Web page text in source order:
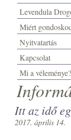
Levendula
Miért
Nyitvatartás
Kapcsolat
Mi a véleménye?
Itt az idő
2017. április 14.